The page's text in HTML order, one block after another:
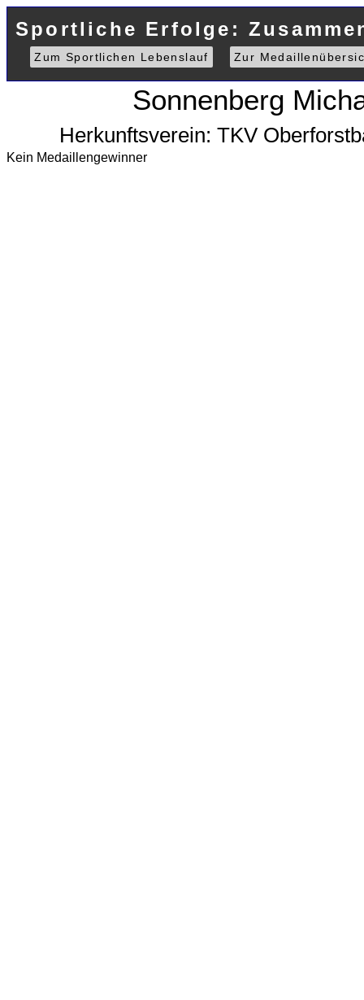
Sportliche Erfolge:
Zum Sportlichen Lebenslauf Zur
Sonnenberg
Herkunftsverein: TKV
Kein Medaillengewinner